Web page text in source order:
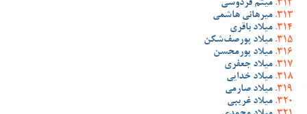
میثم فردوسی
میرهانی هاشمی
میلاد باقری
میلاد پورصف‌شکن
میلاد پورمحسن
میلاد جعفری
میلاد خدایی
میلاد صارمی
میلاد غریبی